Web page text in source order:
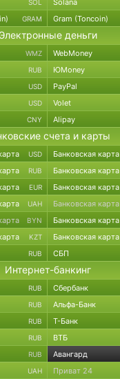
SOL Solana
GRAM Gram (Toncoin)
Электронные деньги
WMZ WebMoney
RUB ЮMoney
USD PayPal
USD Volet
CNY Alipay
счета и карты
USD Банковская карта
RUB Банковская карта
EUR Банковская карта
UAH Банковская карта
BYN Банковская карта
KZT Банковская карта
RUB СБП
Интернет-банкинг
RUB Сбербанк
RUB Альфа-Банк
RUB Т-Банк
RUB ВТБ
RUB Авангард
UAH Приват 24